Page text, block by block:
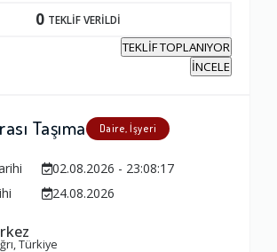
0 TEKLİF VERİLDİ
TEKLİF TOPLANIYOR
İNCELE
Taşıma Daire, İşyeri
02.08.2026 - 23:08:17
24.08.2026
Türkiye